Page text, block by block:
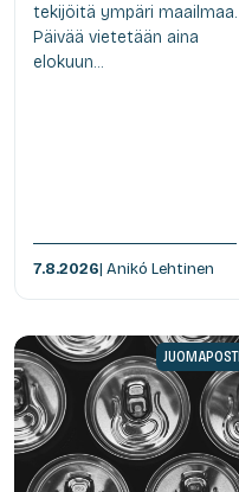
tekijöitä ympäri maailmaa.
Päivää vietetään aina
elokuun...
7.8.2026| Anikó Lehtinen
JUOMAPOSTI